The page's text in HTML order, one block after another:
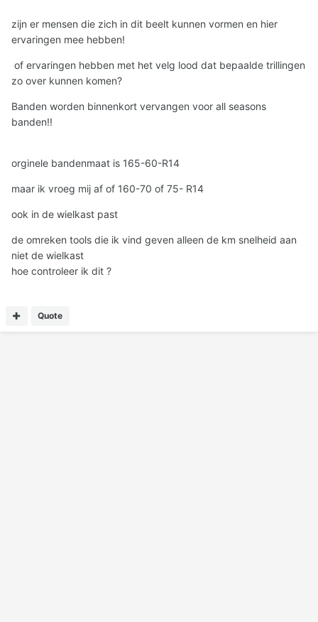
zijn er mensen die zich in dit beelt kunnen vormen en hier
ervaringen mee hebben!
of ervaringen hebben met het velg lood dat bepaalde trillingen
zo over kunnen komen?
Banden worden binnenkort vervangen voor all seasons
banden!!
orginele bandenmaat is 165-60-R14
maar ik vroeg mij af of 160-70 of 75- R14
ook in de wielkast past
de omreken tools die ik vind geven alleen de km snelheid aan
niet de wielkast
hoe controleer ik dit ?
Quote